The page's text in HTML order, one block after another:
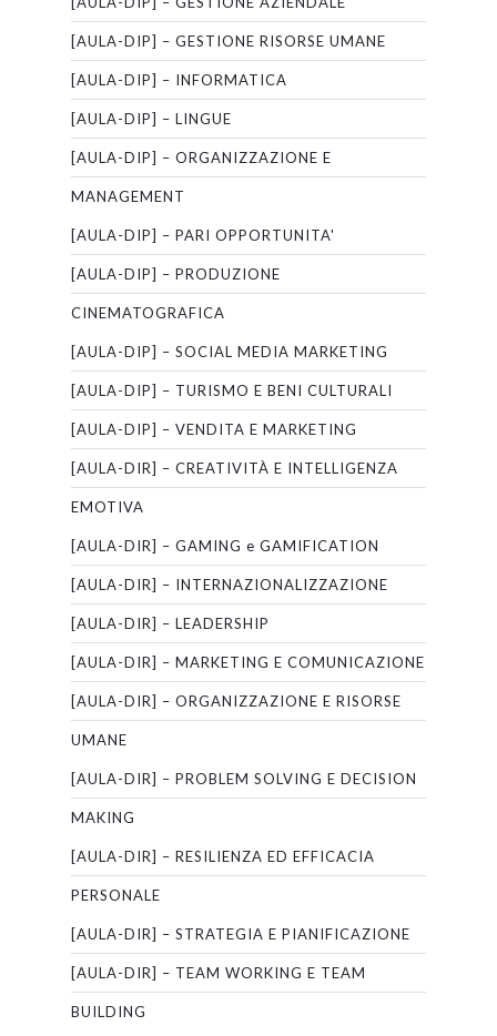
[AULA-DIP] – GESTIONE RISORSE UMANE
[AULA-DIP] – INFORMATICA
[AULA-DIP] – LINGUE
[AULA-DIP] – ORGANIZZAZIONE E
MANAGEMENT
[AULA-DIP] – PARI OPPORTUNITA'
[AULA-DIP] – PRODUZIONE
CINEMATOGRAFICA
[AULA-DIP] – SOCIAL MEDIA MARKETING
[AULA-DIP] – TURISMO E BENI CULTURALI
[AULA-DIP] – VENDITA E MARKETING
[AULA-DIR] – CREATIVITÀ E INTELLIGENZA
EMOTIVA
[AULA-DIR] – GAMING e GAMIFICATION
[AULA-DIR] – INTERNAZIONALIZZAZIONE
[AULA-DIR] – LEADERSHIP
[AULA-DIR] – MARKETING E COMUNICAZIONE
[AULA-DIR] – ORGANIZZAZIONE E RISORSE
UMANE
[AULA-DIR] – PROBLEM SOLVING E DECISION
MAKING
[AULA-DIR] – RESILIENZA ED EFFICACIA
PERSONALE
[AULA-DIR] – STRATEGIA E PIANIFICAZIONE
[AULA-DIR] – TEAM WORKING E TEAM
BUILDING